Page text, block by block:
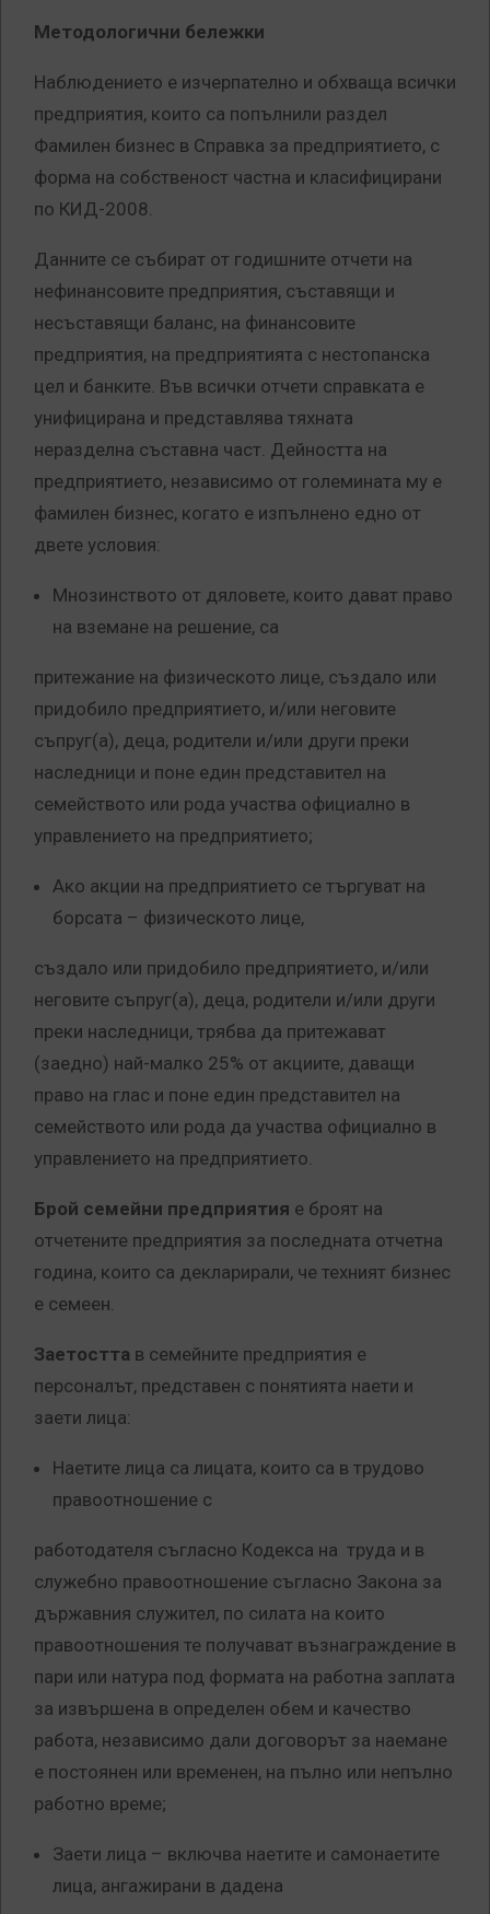
Методологични бележки
Наблюдението е изчерпателно и обхваща всички
предприятия, които са попълнили раздел
Фамилен бизнес в Справка за предприятието, с
форма на собственост частна и класифицирани
по КИД-2008.
Данните се събират от годишните отчети на
нефинансовите предприятия, съставящи и
несъставящи баланс, на финансовите
предприятия, на предприятията с нестопанска
цел и банките. Във всички отчети справката е
унифицирана и представлява тяхната
неразделна съставна част. Дейността на
предприятието, независимо от големината му е
фамилен бизнес, когато е изпълнено едно от
двете условия:
Мнозинството от дяловете, които дават право
на вземане на решение, са
притежание на физическото лице, създало или
придобило предприятието, и/или неговите
съпруг(а), деца, родители и/или други преки
наследници и поне един представител на
семейството или рода участва официално в
управлението на предприятието;
Ако акции на предприятието се търгуват на
борсата – физическото лице,
създало или придобило предприятието, и/или
неговите съпруг(а), деца, родители и/или други
преки наследници, трябва да притежават
(заедно) най-малко 25% от акциите, даващи
право на глас и поне един представител на
семейството или рода да участва официално в
управлението на предприятието.
Брой семейни предприятия е броят на
отчетените предприятия за последната отчетна
година, които са декларирали, че техният бизнес
е семеен.
Заетостта в семейните предприятия е
персоналът, представен с понятията наети и
заети лица:
Наетите лица са лицата, които са в трудово
правоотношение с
работодателя съгласно Кодекса на труда и в
служебно правоотношение съгласно Закона за
държавния служител, по силата на които
правоотношения те получават възнаграждение в
пари или натура под формата на работна заплата
за извършена в определен обем и качество
работа, независимо дали договорът за наемане
е постоянен или временен, на пълно или непълно
работно време;
Заети лица – включва наетите и самонаетите
лица, ангажирани в дадена